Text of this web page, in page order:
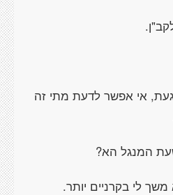
אי אפשר לדעת מתי זה
המנגל הא?
לי בקרניים יותר.